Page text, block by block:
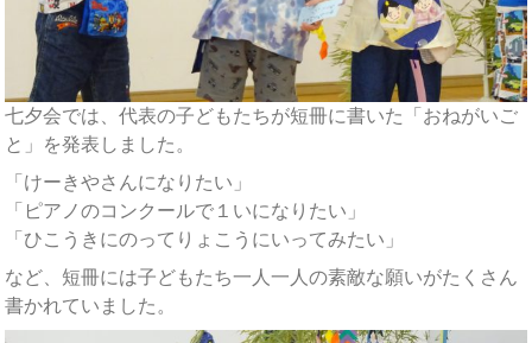
七夕会では、代表の子どもたちが短冊に書いた「おねがいご
と」を発表しました。
「けーきやさんになりたい」
「ピアノのコンクールで１いになりたい」
「ひこうきにのってりょこうにいってみたい」
など、短冊には子どもたち一人一人の素敵な願いがたくさん
書かれていました。